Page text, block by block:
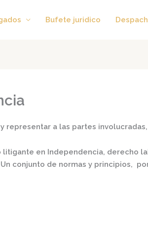
Bufete juridico
a las partes
litigante en Independencia, derecho
conjunto de normas y principios,